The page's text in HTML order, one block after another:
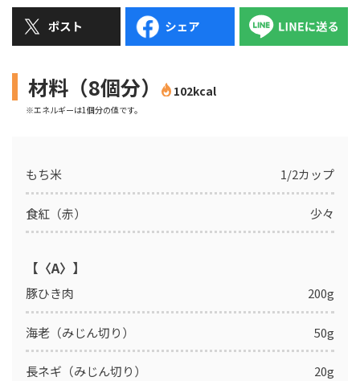
材料（8個分） 102kcal
※エネルギーは1個分の値です。
もち米 1/2カップ
食紅（赤） 少々
【〈A〉】
豚ひき肉 200g
海老（みじん切り） 50g
長ネギ（みじん切り） 20g